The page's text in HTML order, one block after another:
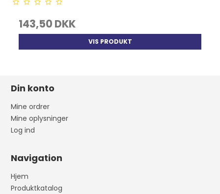
143,50 DKK
VIS PRODUKT
Din konto
Mine ordrer
Mine oplysninger
Log ind
Navigation
Hjem
Produktkatalog